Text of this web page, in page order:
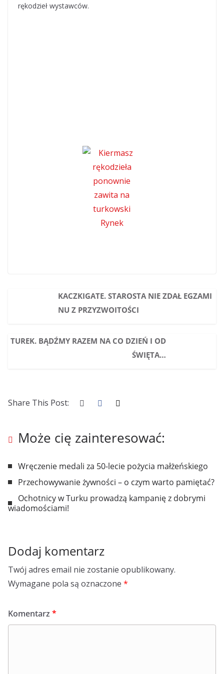
rękodzieł wystawców.
KACZKIGATE. STAROSTA NIE ZDAŁ EGZAMI
NU Z PRZYZWOITOŚCI
TUREK. BĄDŹMY RAZEM NA CO DZIEŃ I OD
ŚWIĘTA…
Share This Post:
Może cię zainteresować:
Wręczenie medali za 50-lecie pożycia małżeńskiego
Przechowywanie żywności – o czym warto pamiętać?
Ochotnicy w Turku prowadzą kampanię z dobrymi
wiadomościami!
Dodaj komentarz
Twój adres email nie zostanie opublikowany.
Wymagane pola są oznaczone *
Komentarz *